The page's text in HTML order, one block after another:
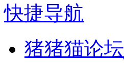
快捷导航
猪猪猫论坛